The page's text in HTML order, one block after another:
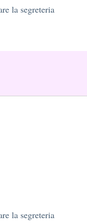
la segreteria
la segreteria